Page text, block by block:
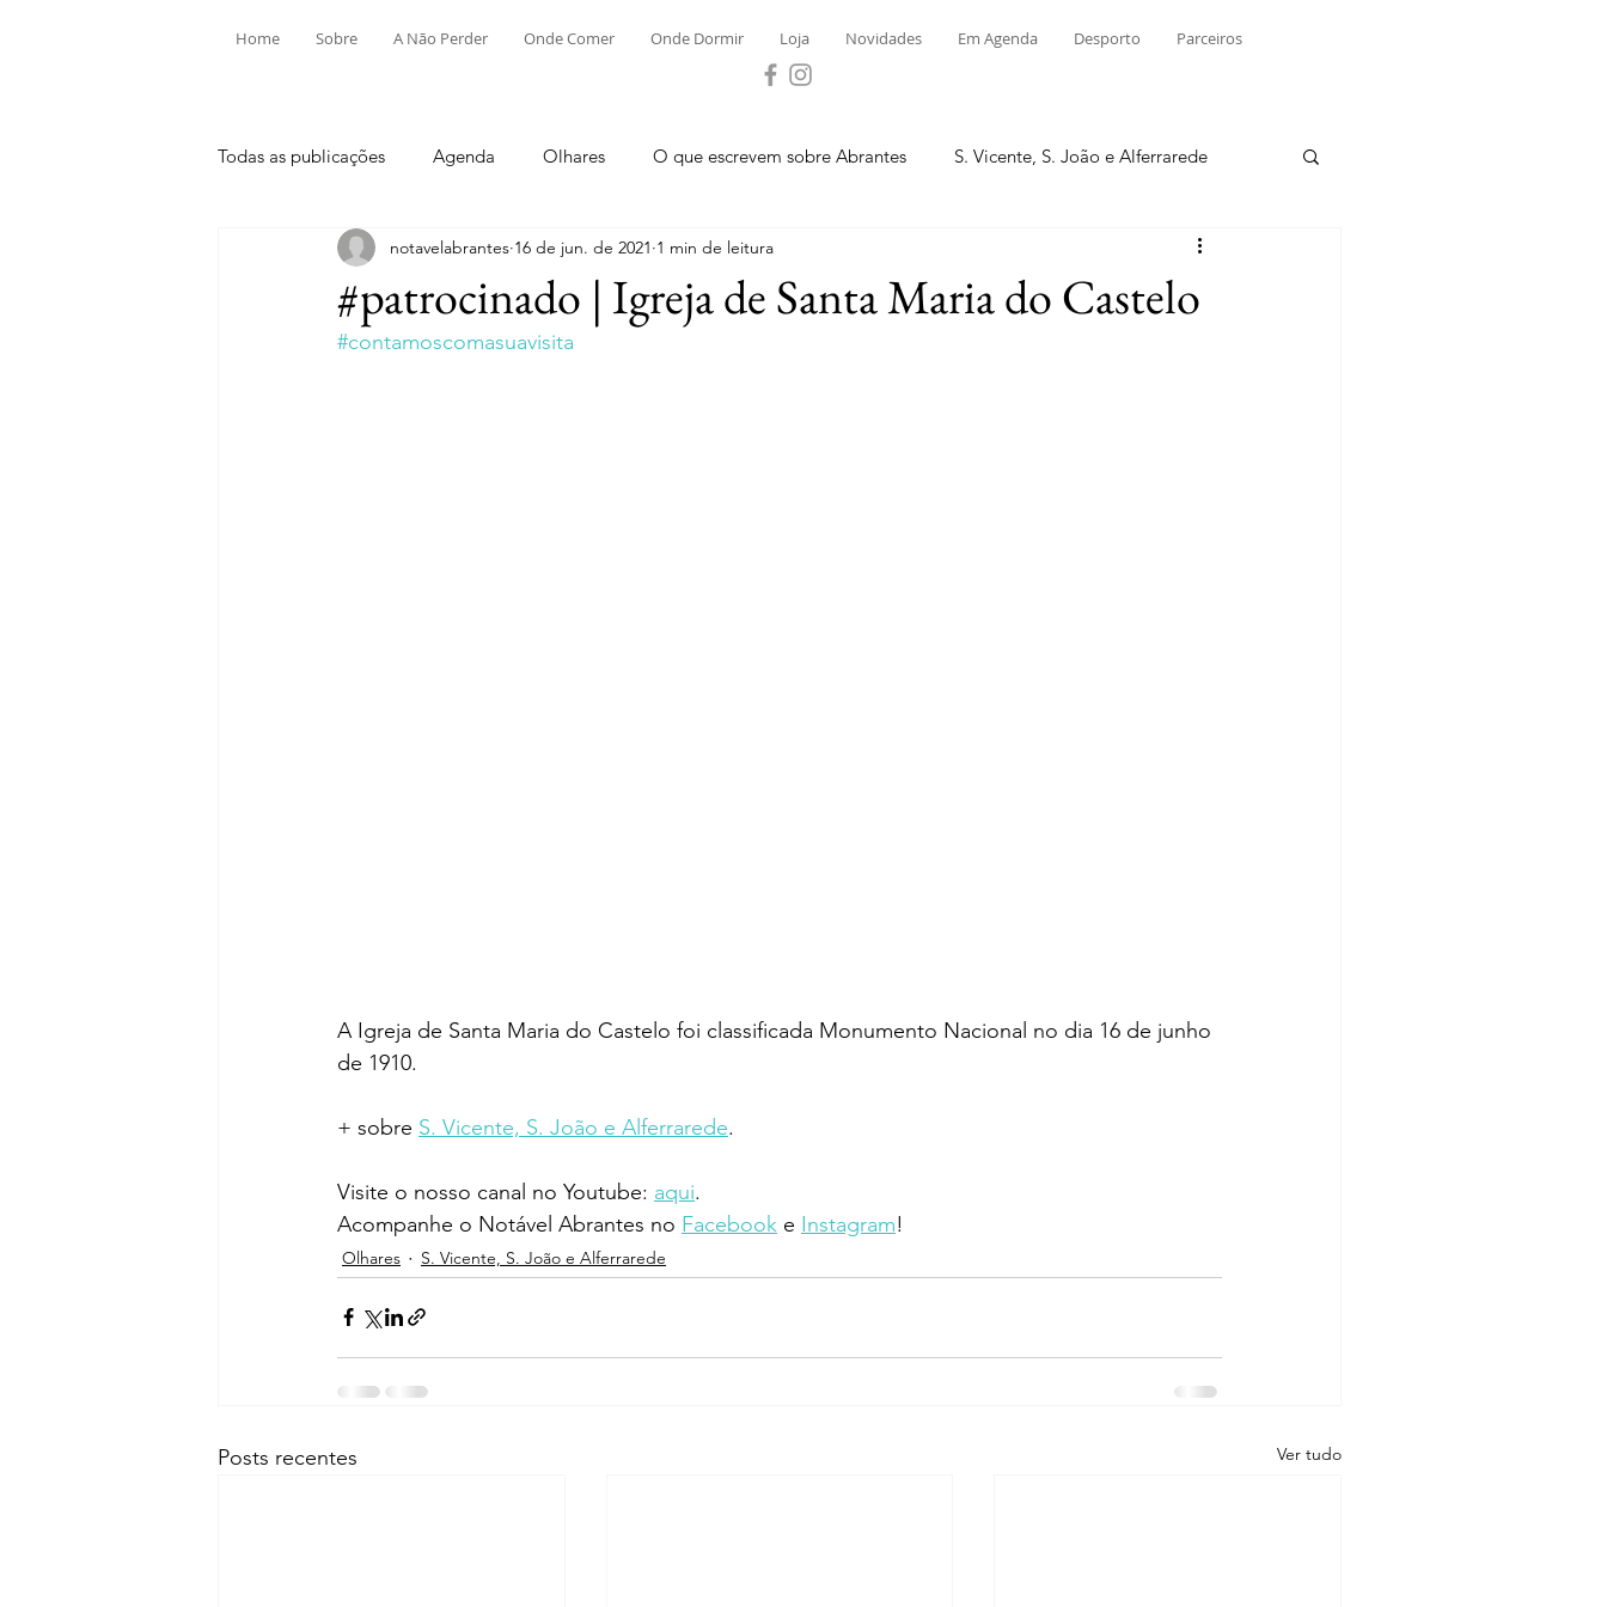
Home Sobre A Não Perder Onde Comer Onde Dormir Loja Novidades Em Agenda Desporto Parceiros
Todas as publicações Agenda Olhares O que escrevem sobre Abrantes S. Vicente, S. João e Alferrarede
Aldeia do Mato e Souto Alvega e Concavada Bemposta
Mouriscas Pego Rio de Moinhos
#patrocinado | Igreja de Santa Maria do Castelo
notavelabrantes 16 de jun. de 2021 1 min de leitura
#contamoscomasuavisita
A Igreja de Santa Maria do Castelo foi classificada Monumento Nacional no dia 16 de junho
de 1910.
+ sobre S. Vicente, S. João e Alferrarede.
Visite o nosso canal no Youtube: aqui.
Acompanhe o Notável Abrantes no Facebook e Instagram!
Olhares S. Vicente, S. João e Alferrarede
Posts recentes Ver tudo